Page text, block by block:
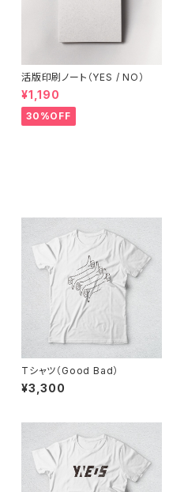
活版印刷ノート（YES / NO）
¥1,190
30%OFF
Tシャツ（Good Bad）
¥3,300